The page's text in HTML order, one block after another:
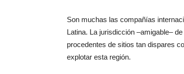
Son muchas las compañías
Latina. La jurisdicción –amigable–
procedentes de sitios tan dispares
explotar esta región.